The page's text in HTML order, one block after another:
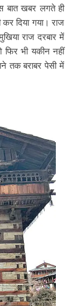
बात खबर लगते ही
कर दिया गया। राज
राज दरबार में
फिर भी यकीन नहीं
तक बराबर पेसी में